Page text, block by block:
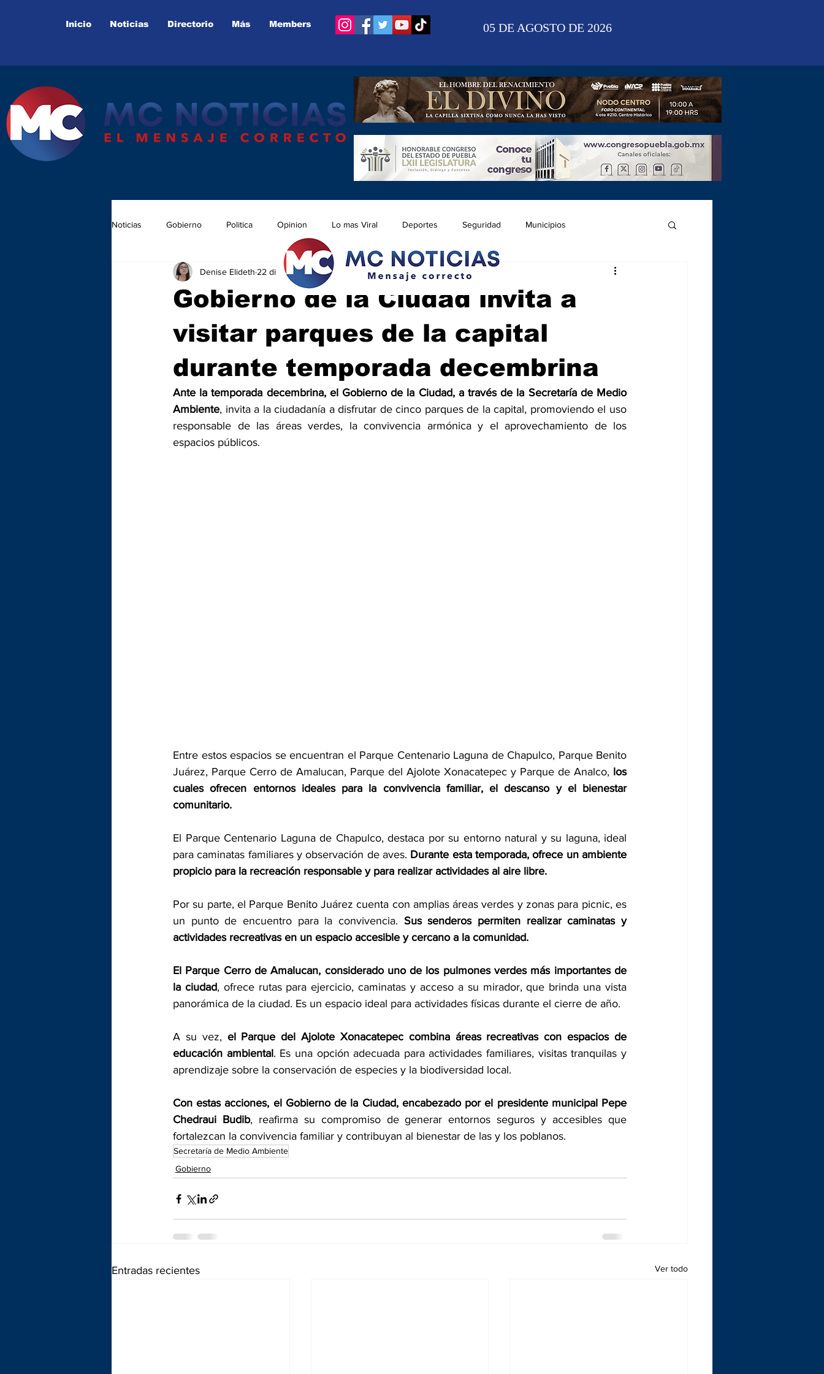
Inicio Noticias Directorio Más Members 05 DE AGOSTO DE 2026
Noticias Gobierno Politica Opinion Lo mas Viral Deportes Seguridad Municipios
Juntas Auxiliares
Gobierno de la Ciudad invita a
visitar parques de la capital
durante temporada decembrina
Denise Elideth 22 dic 20252 min de lectura
Ante la temporada decembrina, el Gobierno de la Ciudad, a través de la Secretaría de Medio
Ambiente, invita a la ciudadanía a disfrutar de cinco parques de la capital, promoviendo el uso
responsable de las áreas verdes, la convivencia armónica y el aprovechamiento de los
espacios públicos.
Entre estos espacios se encuentran el Parque Centenario Laguna de Chapulco, Parque Benito
Juárez, Parque Cerro de Amalucan, Parque del Ajolote Xonacatepec y Parque de Analco, los
cuales ofrecen entornos ideales para la convivencia familiar, el descanso y el bienestar
comunitario.
El Parque Centenario Laguna de Chapulco, destaca por su entorno natural y su laguna, ideal
para caminatas familiares y observación de aves. Durante esta temporada, ofrece un ambiente
propicio para la recreación responsable y para realizar actividades al aire libre.
Por su parte, el Parque Benito Juárez cuenta con amplias áreas verdes y zonas para picnic, es
un punto de encuentro para la convivencia. Sus senderos permiten realizar caminatas y
actividades recreativas en un espacio accesible y cercano a la comunidad.
El Parque Cerro de Amalucan, considerado uno de los pulmones verdes más importantes de
la ciudad, ofrece rutas para ejercicio, caminatas y acceso a su mirador, que brinda una vista
panorámica de la ciudad. Es un espacio ideal para actividades físicas durante el cierre de año.
A su vez, el Parque del Ajolote Xonacatepec combina áreas recreativas con espacios de
educación ambiental. Es una opción adecuada para actividades familiares, visitas tranquilas y
aprendizaje sobre la conservación de especies y la biodiversidad local.
Con estas acciones, el Gobierno de la Ciudad, encabezado por el presidente municipal Pepe
Chedraui Budib, reafirma su compromiso de generar entornos seguros y accesibles que
fortalezcan la convivencia familiar y contribuyan al bienestar de las y los poblanos.
Secretaría de Medio Ambiente
Gobierno
Entradas recientes Ver todo